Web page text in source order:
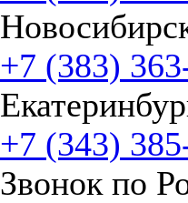
+7 (383)
+7 (343)
Звонок по